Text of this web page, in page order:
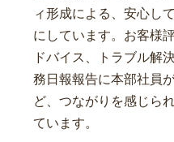
ィ形成による、安心し
にしています。お客様
ドバイス、トラブル解
務日報報告に本部社員
ど、つながりを感じら
ています。